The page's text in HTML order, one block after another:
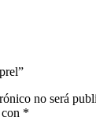
no será
*